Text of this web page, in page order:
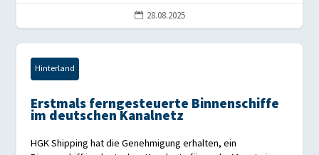
 28.08.2025
Hinterland
Erstmals ferngesteuerte Binnenschiffe
im deutschen Kanalnetz
HGK Shipping hat die Genehmigung erhalten, ein